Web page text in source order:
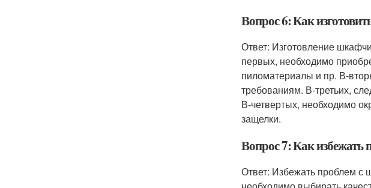
Вопрос 6: Как
Ответ: Изготовление
первых, необходимо
пиломатериалы и пр. В-
требованиям. В-третьих,
В-четвертых, необходимо
защелки.
Вопрос 7: Как
Ответ: Избежать проблем